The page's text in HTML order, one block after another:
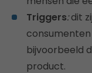
Triggers:dit
bijvoorbeeld
product.